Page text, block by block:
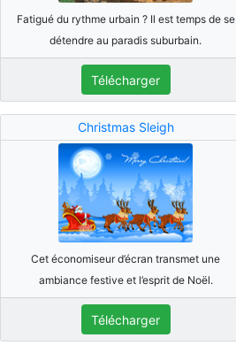
Fatigué du rythme urbain ? Il est temps de se
détendre au paradis suburbain.
Télécharger
Christmas Sleigh
Cet économiseur d’écran transmet une
ambiance festive et l’esprit de Noël.
Télécharger